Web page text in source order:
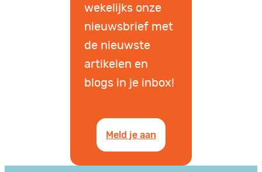
wekelijks onze
nieuwsbrief met
de nieuwste
artikelen en
blogs in je inbox!
Meld je aan